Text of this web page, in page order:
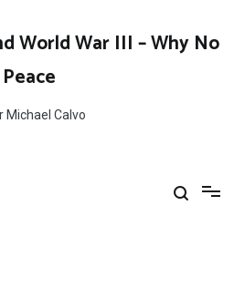
World War III – Why No
Peace
Michael Calvo